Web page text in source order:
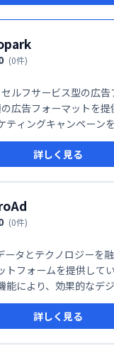
(0件)
ルフサービス型の広告
広告フォーマットを提
ティングキャンペーン
タ分析機能と柔軟な設
標達成のための最適な
詳しく見る
(0件)
ータとテクノロジーを
トフォームを提供して
能により、効果的なデ
現を支援します。多様
ジネス目標の達成をサポ
詳しく見る